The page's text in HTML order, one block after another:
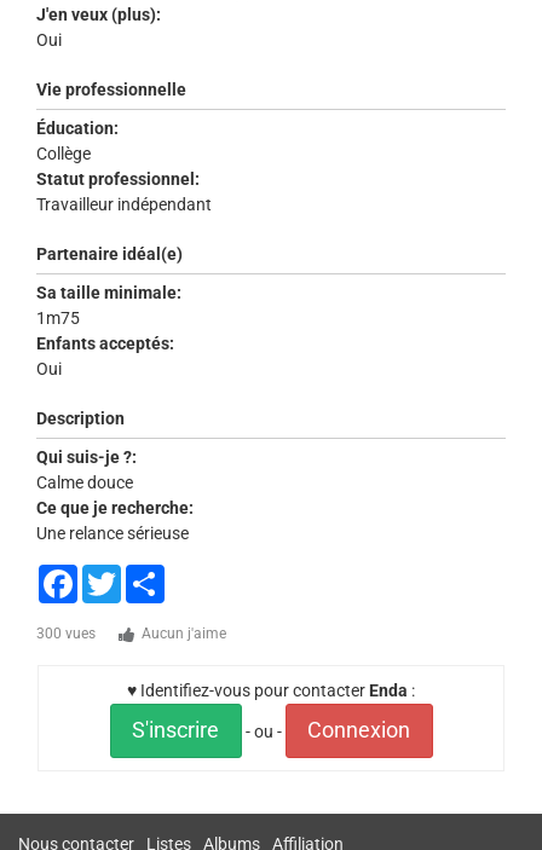
J'en veux (plus):
Oui
Vie professionnelle
Éducation:
Collège
Statut professionnel:
Travailleur indépendant
Partenaire idéal(e)
Sa taille minimale:
1m75
Enfants acceptés:
Oui
Description
Qui suis-je ?:
Calme douce
Ce que je recherche:
Une relance sérieuse
Facebook
Twitter
300 vues Aucun j'aime
♥ Identifiez-vous pour contacter Enda :
S'inscrire - ou - Connexion
Nous contacter Listes Albums Affiliation